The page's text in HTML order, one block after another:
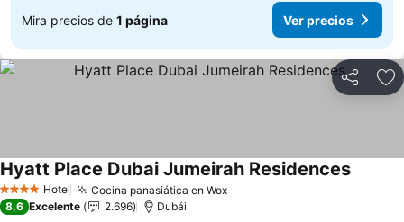
Mira precios de 1 página Ver precios
Compartir
4 EstrellasHotel Cocina panasiática en WoxVer precios
Hyatt Place Dubai Jumeirah ResidencesVer
8,6 Excelente 2.696 Dubái